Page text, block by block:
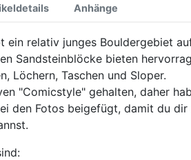
Anhänge
ein relativ junges Bouldergebiet
Sandsteinblöcke bieten
Löchern, Taschen und Sloper.
"Comicstyle" gehalten, daher
den Fotos beigefügt, damit du dir